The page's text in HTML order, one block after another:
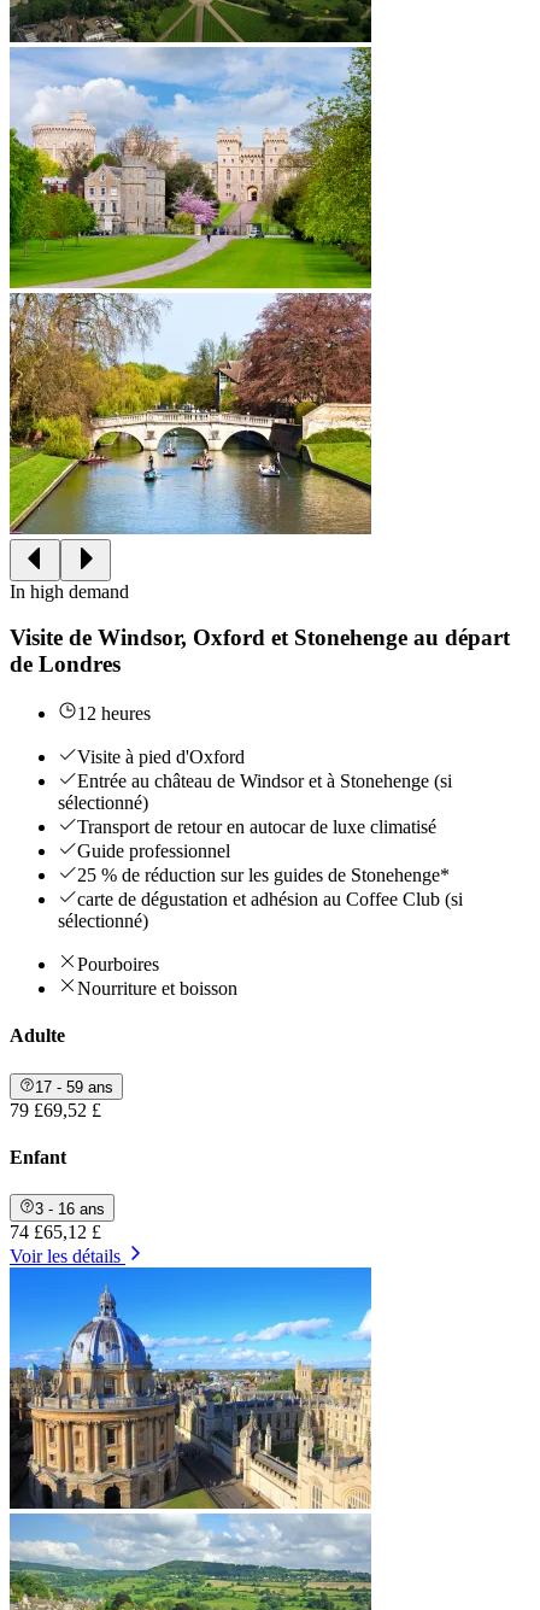
In high demand
Visite de Windsor, Oxford et Stonehenge au départ
de Londres
12 heures
Visite à pied d'Oxford
Entrée au château de Windsor et à Stonehenge (si
sélectionné)
Transport de retour en autocar de luxe climatisé
Guide professionnel
25 % de réduction sur les guides de Stonehenge*
carte de dégustation et adhésion au Coffee Club (si
sélectionné)
Pourboires
Nourriture et boisson
Adulte
17 - 59 ans
79 £69,52 £
Enfant
3 - 16 ans
74 £65,12 £
Voir les détails